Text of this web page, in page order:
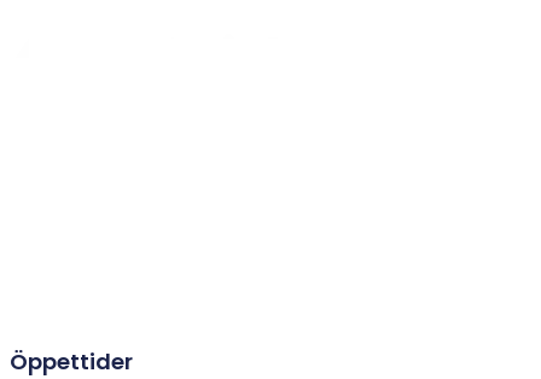
Öppettider